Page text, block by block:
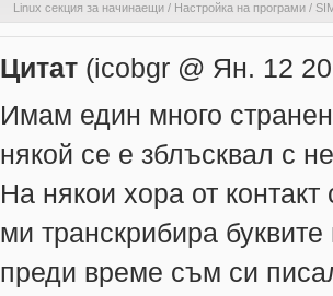
Linux секция за начинаещи/ Настройка на програми/
Цитат(icobgr @ Ян. 12
Имам един много
някой се е зблъсквал с
На някои хора от
ми транскрибира
преди време съм си